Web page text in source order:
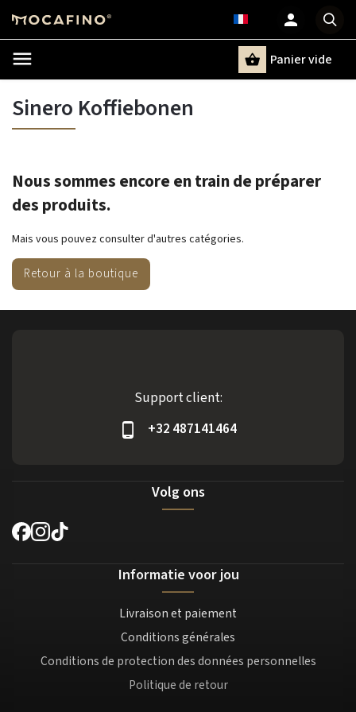
Panier vide
Sinero Koffiebonen
Nous sommes encore en train de préparer
des produits.
Mais vous pouvez consulter d'autres catégories.
Retour à la boutique
Support client:
+32 487141464
Volg ons
Informatie voor jou
Livraison et paiement
Conditions générales
Conditions de protection des données personnelles
Politique de retour